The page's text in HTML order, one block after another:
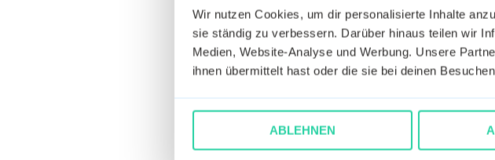
Wir nutzen Cookies, um dir personalisierte Inhalte
sie ständig zu verbessern. Darüber hinaus teilen wir
Medien, Website-Analyse und Werbung. Unsere
ihnen übermittelt hast oder die sie bei deinen
ABLEHNEN
Von neuen Mitarbeitern in der Disposition
Abgeschlossene Ausbildung zur/zum
Gute EDV Kenntnisse